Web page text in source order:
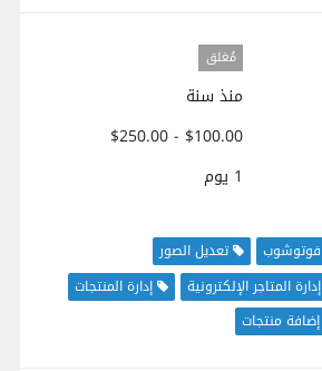
مُغلق
منذ سنة
$100.00 - $250.00
1 يوم
فوتوشوب
تعديل الصور
إدارة المتاجر الإلكترونية
إدارة المنتجات
إضافة منتجات